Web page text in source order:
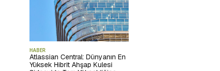
HABER
Atlassian Central: Dünyanın En
Yüksek Hibrit Ahşap Kulesi